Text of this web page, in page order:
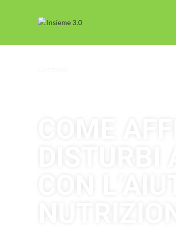
COME
DISTURBI
CON